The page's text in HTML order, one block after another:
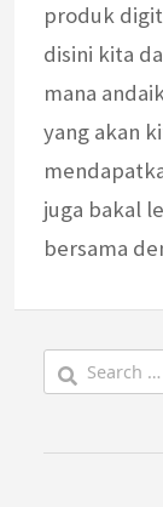
produk
disini kita
mana
yang akan
juga bakal
bersama
for: